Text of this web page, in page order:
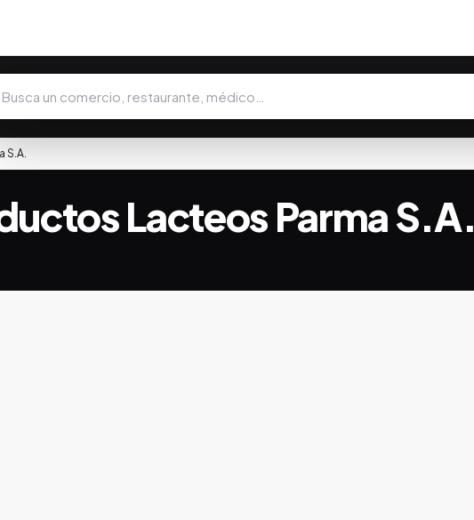
S.A.
Lacteos Parma S.A.